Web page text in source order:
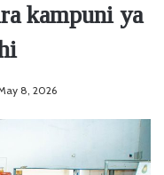
kampuni ya
8, 2026